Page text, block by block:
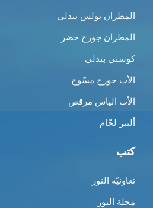
المطران بولس بندلي
المطران جورج خضر
كوستي بندلي
الأب جورج مسّوح
الأب الياس مرقص
ألبير لحّام
كتب
تعاونيّة النور
مجلة النور